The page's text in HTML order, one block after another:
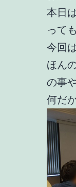
本日
って
今回
ほん
の事
何だ